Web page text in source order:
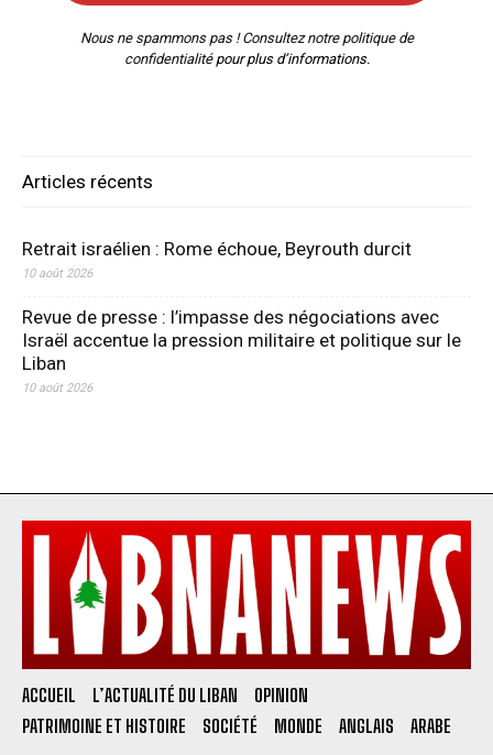
Nous ne spammons pas ! Consultez notre politique de
confidentialitépour plus d’informations.
Articles récents
Retrait israélien : Rome échoue, Beyrouth durcit
10 août 2026
Revue de presse : l’impasse des négociations avec
Israël accentue la pression militaire et politique sur le
Liban
10 août 2026
ACCUEIL L’ACTUALITÉ DU LIBAN
OPINION
PATRIMOINE ET HISTOIRE
SOCIÉTÉ MONDE ANGLAIS ARABE